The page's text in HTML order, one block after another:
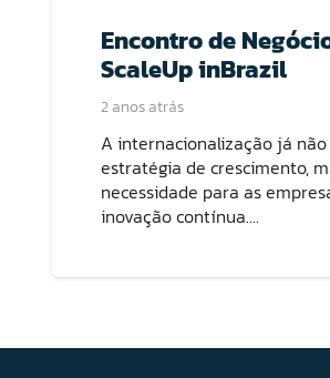
Encontro de
ScaleUp inBrazil
2 anos atrás
A internacionalização já
estratégia de crescimento,
necessidade para as
inovação contínua.…